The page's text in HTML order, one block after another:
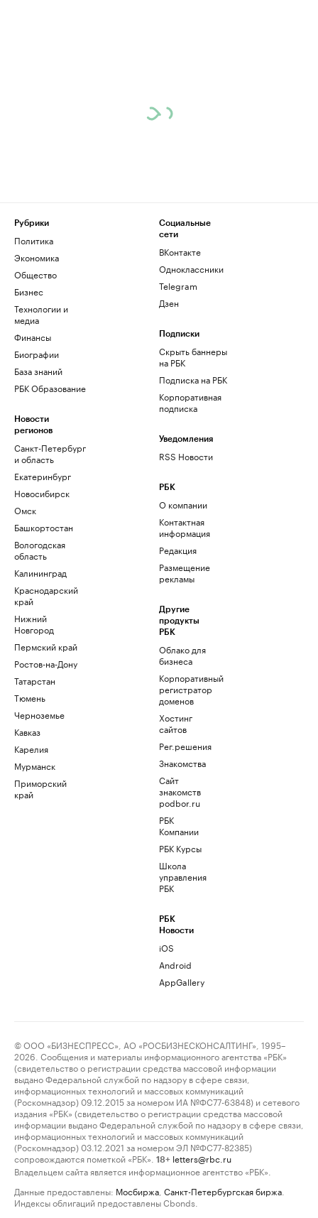
Рубрики
Политика
Экономика
Общество
Бизнес
Технологии и
медиа
Финансы
Биографии
База знаний
РБК Образование
Новости
регионов
Санкт-Петербург
и область
Екатеринбург
Новосибирск
Омск
Башкортостан
Вологодская
область
Калининград
Краснодарский
край
Нижний
Новгород
Пермский край
Ростов-на-Дону
Татарстан
Тюмень
Черноземье
Кавказ
Карелия
Мурманск
Приморский
край
Социальные
сети
ВКонтакте
Одноклассники
Telegram
Дзен
Подписки
Скрыть баннеры
на РБК
Подписка на РБК
Корпоративная
подписка
Уведомления
RSS Новости
РБК
О компании
Контактная
информация
Редакция
Размещение
рекламы
Другие
продукты
РБК
Облако для
бизнеса
Корпоративный
регистратор
доменов
Хостинг
сайтов
Рег.решения
Знакомства
Сайт
знакомств
podbor.ru
РБК
Компании
РБК Курсы
Школа
управления
РБК
РБК
Новости
iOS
Android
AppGallery
© ООО «БИЗНЕСПРЕСС», АО «РОСБИЗНЕСКОНСАЛТИНГ», 1995–
2026. Сообщения и материалы информационного агентства «РБК»
(свидетельство о регистрации средства массовой информации
выдано Федеральной службой по надзору в сфере связи,
информационных технологий и массовых коммуникаций
(Роскомнадзор) 09.12.2015 за номером ИА №ФС77-63848) и сетевого
издания «РБК» (свидетельство о регистрации средства массовой
информации выдано Федеральной службой по надзору в сфере связи,
информационных технологий и массовых коммуникаций
(Роскомнадзор) 03.12.2021 за номером ЭЛ №ФС77-82385)
сопровождаются пометкой «РБК».
18+ letters@rbc.ru
Владельцем сайта является информационное агентство «РБК».
Данные предоставлены: Мосбиржа Санкт-Петербургская биржа
Индексы облигаций предоставлены Cbonds.